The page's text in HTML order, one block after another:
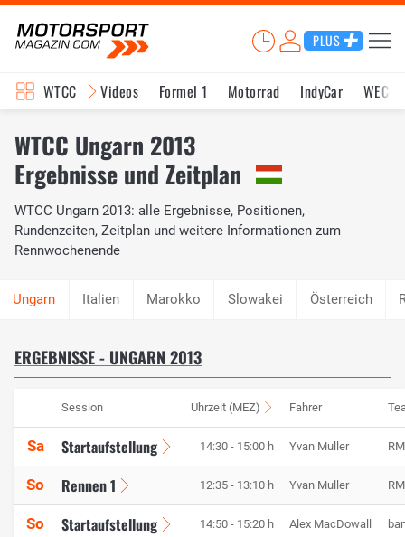
PLUS
WTCC Videos Formel 1 Motorrad IndyCar WEC
WTCC Ungarn 2013
Ergebnisse und Zeitplan
WTCC Ungarn 2013: alle Ergebnisse, Positionen,
Rundenzeiten, Zeitplan und weitere Informationen zum
Rennwochenende
Italien Marokko Slowakei Österreich
ERGEBNISSE - UNGARN 2013
Session Uhrzeit (MEZ) Fahrer
Sa Startaufstellung 14:30 - 15:00 h Yvan Muller
So Rennen 1 12:35 - 13:10 h Yvan Muller
So Startaufstellung 14:50 - 15:20 h Alex MacDowall